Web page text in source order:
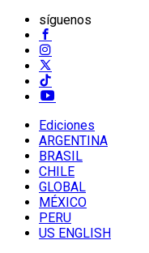
síguenos
Ediciones
ARGENTINA
BRASIL
CHILE
GLOBAL
MÉXICO
PERU
US ENGLISH